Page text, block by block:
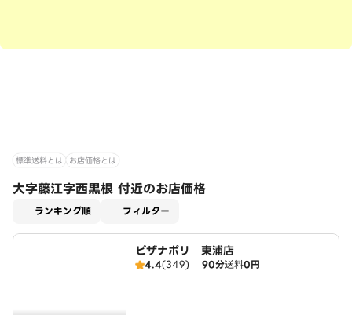
標準送料とは お店価格とは
大字藤江字西黒根 付近のお店価格
ランキング順 フィルター
ピザナポリ 東浦店
4.4(349) 90分送料0円